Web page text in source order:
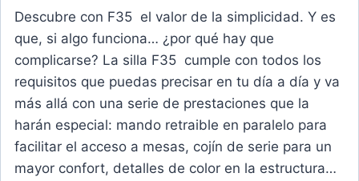
Descubre con F35 el valor de la simplicidad. Y es
que, si algo funciona… ¿por qué hay que
complicarse? La silla F35 cumple con todos los
requisitos que puedas precisar en tu día a día y va
más allá con una serie de prestaciones que la
harán especial: mando retraible en paralelo para
facilitar el acceso a mesas, cojín de serie para un
mayor confort, detalles de color en la estructura…